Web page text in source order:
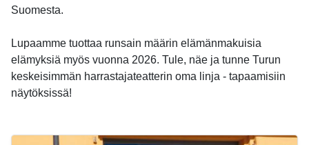
Suomesta.
Lupaamme tuottaa runsain määrin elämänmakuisia
elämyksiä myös vuonna 2026. Tule, näe ja tunne Turun
keskeisimmän harrastajateatterin oma linja - tapaamisiin
näytöksissä!